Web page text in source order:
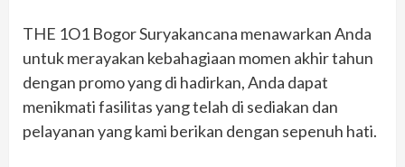
THE 1O1 Bogor Suryakancana menawarkan Anda
untuk merayakan kebahagiaan momen akhir tahun
dengan promo yang di hadirkan, Anda dapat
menikmati fasilitas yang telah di sediakan dan
pelayanan yang kami berikan dengan sepenuh hati.